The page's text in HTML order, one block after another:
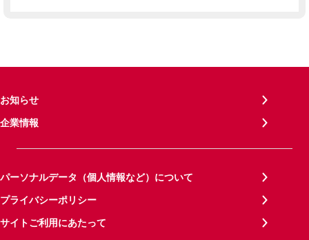
お知らせ
企業情報
パーソナルデータ（個人情報など）について
プライバシーポリシー
サイトご利用にあたって